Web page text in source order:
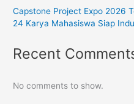
Capstone Project Expo 2026
24 Karya Mahasiswa Siap
Recent
No comments to show.